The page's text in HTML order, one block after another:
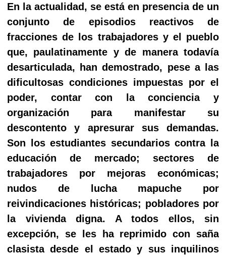
En la actualidad, se está en presencia de un
conjunto de episodios reactivos de
fracciones de los trabajadores y el pueblo
que, paulatinamente y de manera todavía
desarticulada, han demostrado, pese a las
dificultosas condiciones impuestas por el
poder, contar con la conciencia y
organización para manifestar su
descontento y apresurar sus demandas.
Son los estudiantes secundarios contra la
educación de mercado; sectores de
trabajadores por mejoras económicas;
nudos de lucha mapuche por
reivindicaciones históricas; pobladores por
la vivienda digna. A todos ellos, sin
excepción, se les ha reprimido con saña
clasista desde el estado y sus inquilinos